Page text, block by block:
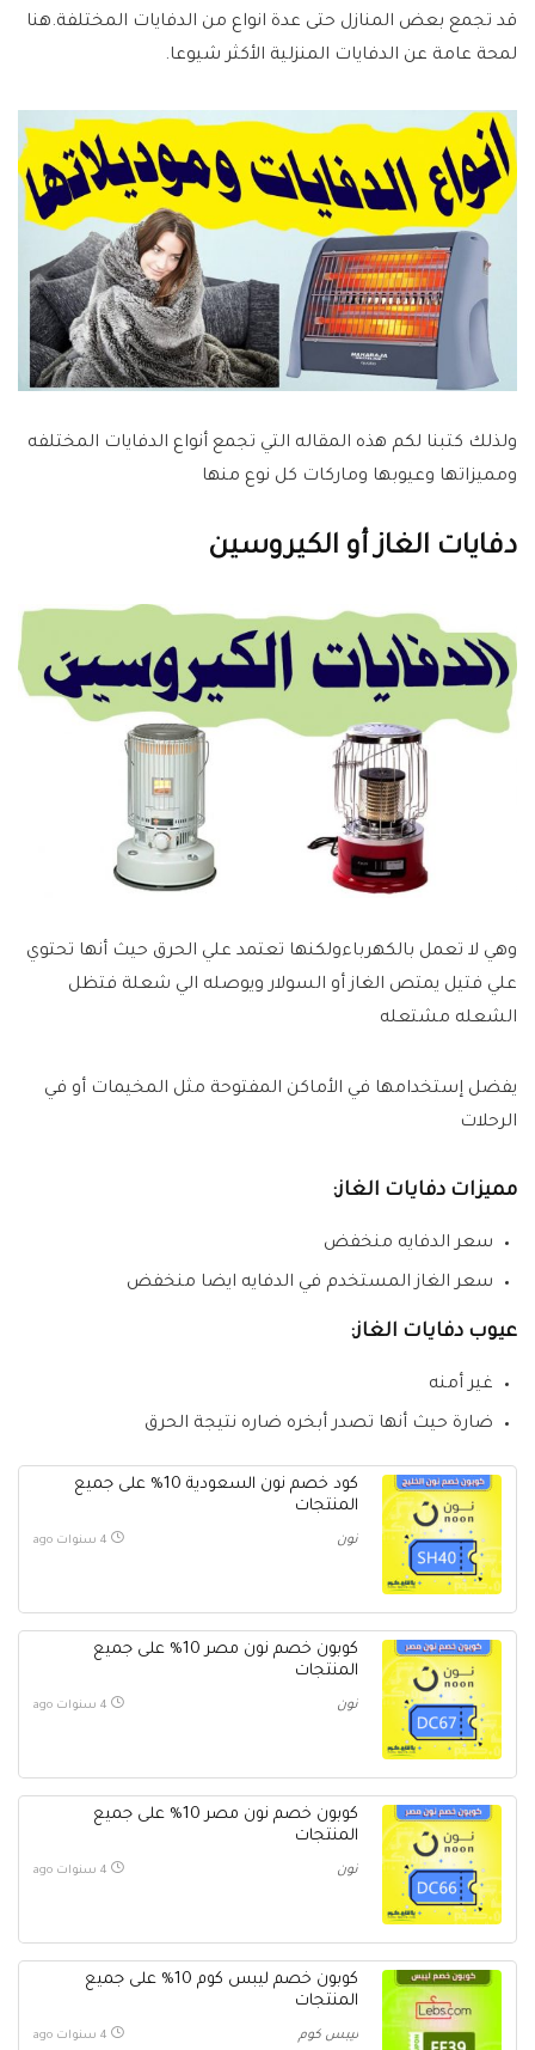
قد تجمع بعض المنازل حتى عدة انواع من الدفايات المختلفة.هنا
لمحة عامة عن الدفايات المنزلية الأكثر شيوعا.
ولذلك كتبنا لكم هذه المقاله التي تجمع أنواع الدفايات المختلفه
ومميزاتها وعيوبها وماركات كل نوع منها
دفايات الغاز أو الكيروسين
وهي لا تعمل بالكهرباءولكنها تعتمد علي الحرق حيث أنها تحتوي
علي فتيل يمتص الغاز أو السولار ويوصله الي شعلة فتظل
الشعله مشتعله
يفضل إستخدامها في الأماكن المفتوحة مثل المخيمات أو في
الرحلات
مميزات دفايات الغاز:
سعر الدفايه منخفض
سعر الغاز المستخدم في الدفايه ايضا منخفض
عيوب دفايات الغاز:
غير أمنه
ضارة حيث أنها تصدر أبخره ضاره نتيجة الحرق
كود خصم نون السعودية 10% على جميع
المنتجات
نون 4 سنوات ago
كوبون خصم نون مصر 10% على جميع
المنتجات
نون 4 سنوات ago
كوبون خصم نون مصر 10% على جميع
المنتجات
نون 4 سنوات ago
كوبون خصم ليبس كوم 10% على جميع
المنتجات
ليبس كوم 4 سنوات ago